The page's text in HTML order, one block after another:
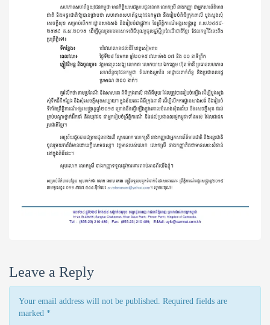
Leave a Reply
Your email address will not be published. Required fields are
marked *